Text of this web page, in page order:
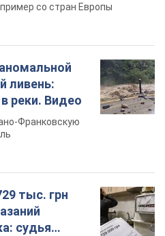
со стран Европы
ливень:
реки. Видео
Франковскую
тыс. грн
судья